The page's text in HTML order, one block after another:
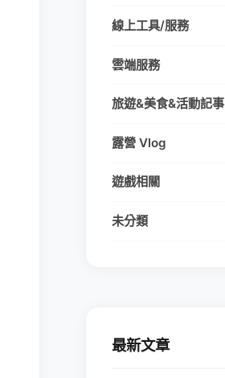
線上工具/服務
雲端服務
旅遊&美食&活動記事
露營 Vlog
遊戲相關
未分類
最新文章